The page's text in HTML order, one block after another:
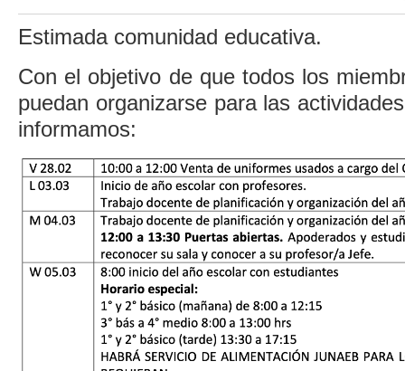
Estimada comunidad educativa.
Con el objetivo de que todos los
puedan organizarse para las
informamos: